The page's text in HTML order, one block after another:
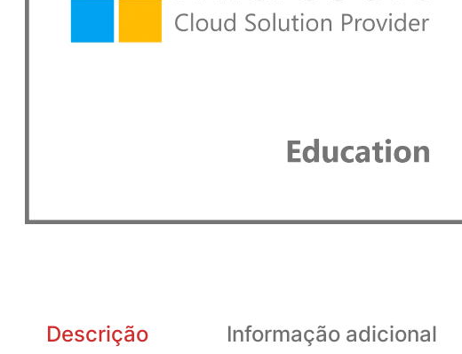
Descrição Informação adicional